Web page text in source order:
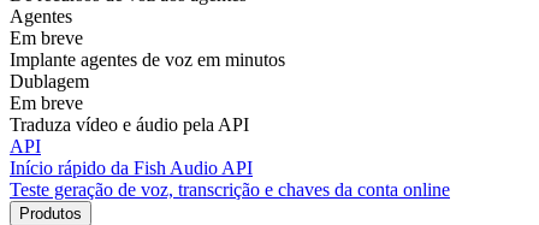
Agentes
Em breve
Implante agentes de voz em minutos
Dublagem
Em breve
Traduza vídeo e áudio pela API
API
Início rápido da Fish Audio API
Teste geração de voz, transcrição e chaves da conta online
Produtos